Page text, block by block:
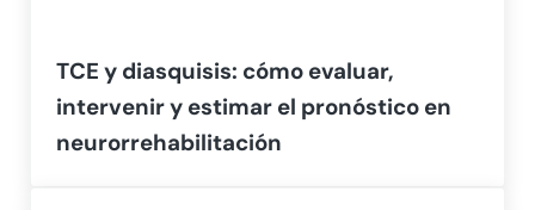
TCE y diasquisis: cómo evaluar,
intervenir y estimar el pronóstico en
neurorrehabilitación